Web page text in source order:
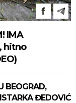
IMA
hitno
BEOGRAD,
ĐEDOVIĆ